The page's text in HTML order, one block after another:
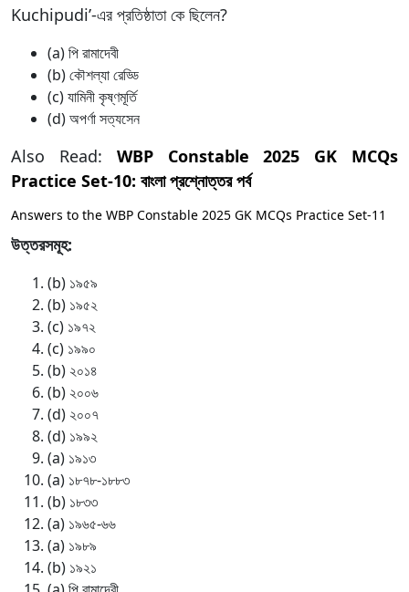
Kuchipudi’-এর প্রতিষ্ঠাতা কে ছিলেন?
(a) পি রামাদেবী
(b) কৌশল্যা রেড্ডি
(c) যামিনী কৃষ্ণমূর্তি
(d) অপর্ণা সত্যসেন
Also Read: WBP Constable 2025 GK MCQs
Practice Set-10: বাংলা প্রশ্নোত্তর পর্ব
Answers to the WBP Constable 2025 GK MCQs Practice Set-11
উত্তরসমূহ:
(b) ১৯৫৯
(b) ১৯৫২
(c) ১৯৭২
(c) ১৯৯০
(b) ২০১৪
(b) ২০০৬
(d) ২০০৭
(d) ১৯৯২
(a) ১৯১৩
(a) ১৮৭৮-১৮৮৩
(b) ১৮৩৩
(a) ১৯৬৫-৬৬
(a) ১৯৮৯
(b) ১৯২১